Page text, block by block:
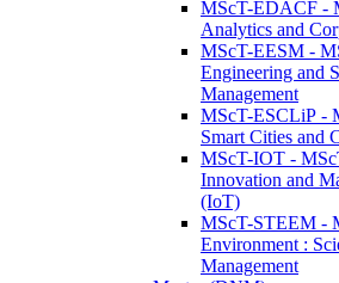
MScT-EDACF -
Analytics and
MScT-EESM -
Engineering and
Management
MScT-ESCLiP -
Smart Cities and
MScT-IOT -
Innovation and
(IoT)
MScT-STEEM -
Environment :
Management